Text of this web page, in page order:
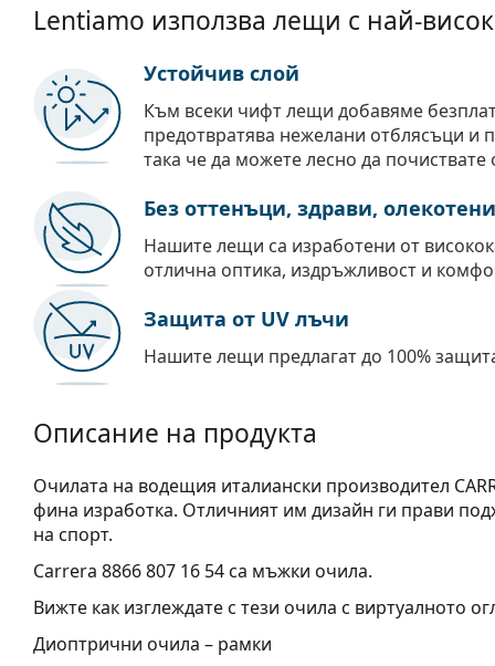
Lentiamo използва лещи с най-
Устойчив слой
Към всеки чифт лещи добавяме
предотвратява нежелани отблясъци и
така че да можете лесно да почиствате
Без оттенъци, здрави, олекотени
Нашите лещи са изработени от
отлична оптика, издръжливост и
Защита от UV лъчи
Нашите лещи предлагат до 100%
Описание на продукта
Очилата на водещия италиански производител
фина изработка. Отличният им дизайн ги прави
на спорт.
Carrera 8866 807 16 54са мъжки очила.
Вижте как изглеждате с тези очила с виртуалното
Диоптрични очила – рамки